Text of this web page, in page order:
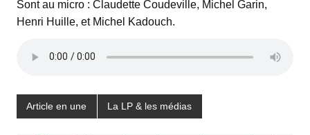
Sont au micro : Claudette Coudeville, Michel Garin,
Henri Huille, et Michel Kadouch.
Article en une La LP & les médias